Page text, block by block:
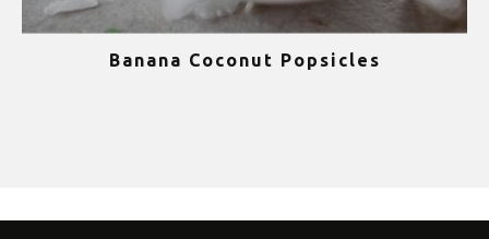
Banana Coconut Popsicles